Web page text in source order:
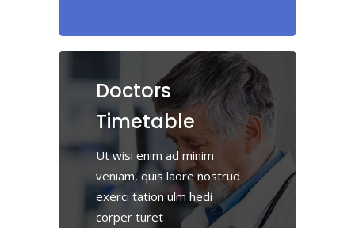
Doctors
Timetable
Ut wisi enim ad minim
veniam, quis laore nostrud
exerci tation ulm hedi
corper turet